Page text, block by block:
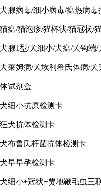
犬腺病毒/细小病毒/瘟热病毒
猫瘟/猫泡疹/猫杯状/猫冠状/
犬腺1型/犬细小/犬瘟/犬钩端
犬莱姆病/犬埃利希氏体病/
体试剂盒
犬细小抗原检测卡
狂犬抗体检测卡
犬布鲁氏杆菌抗体检测卡
犬早早孕检测卡
犬细小+冠状+贾地鞭毛虫三